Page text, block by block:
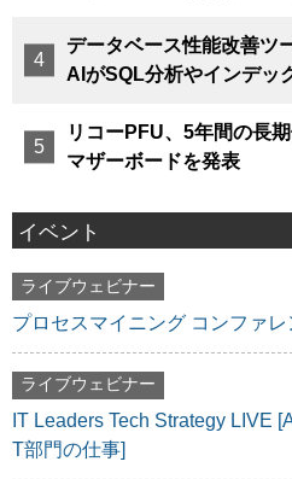
データベース性能改善ツ
AIがSQL分析やインデッ
リコーPFU、5年間の長
マザーボードを発表
イベント
ライブウェビナー
プロセスマイニング コンファ
ライブウェビナー
IT Leaders Tech Strategy LIVE
T部門の仕事]